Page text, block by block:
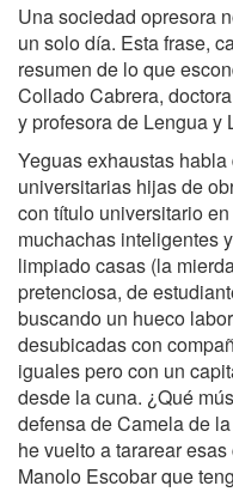
Una sociedad opresora
un solo día. Esta frase,
resumen de lo que
Collado Cabrera,
y profesora de Lengua y
Yeguas exhaustas
universitarias hijas de
con título universitario
muchachas inteligentes
limpiado casas (la
pretenciosa, de
buscando un hueco
desubicadas con
iguales pero con un
desde la cuna. ¿Qué
defensa de Camela de
he vuelto a tararear
Manolo Escobar que